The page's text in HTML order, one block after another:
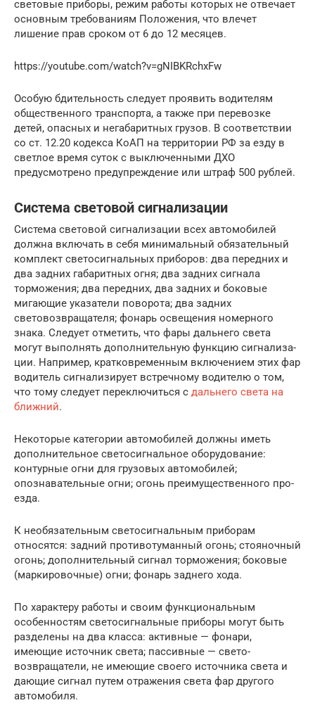
световые приборы, режим работы которых не отвечает
основным требованиям Положения, что влечет
лишение прав сроком от 6 до 12 месяцев.
https://youtube.com/watch?v=gNIBKRchxFw
Особую бдительность следует проявить водителям
общественного транспорта, а также при перевозке
детей, опасных и негабаритных грузов. В соответствии
со ст. 12.20 кодекса КоАП на территории РФ за езду в
светлое время суток с выключенными ДХО
предусмотрено предупреждение или штраф 500 рублей.
Система световой сигнализации
Система световой сигнализации всех автомобилей
должна включать в себя минимальный обязательный
комплект светосиг­нальных приборов: два передних и
два задних габаритных огня; два задних сигнала
торможения; два передних, два задних и боковые
мигающие указатели поворота; два задних
световозвращателя; фо­нарь освещения номерного
знака. Следует отметить, что фары даль­него света
могут выполнять дополнительную функцию сигнализа­
ции. Например, кратковременным включением этих фар
водитель сигнализирует встречному водителю о том,
что тому следует пе­реключиться с дальнего света на
ближний.
Некоторые категории автомобилей должны иметь
дополнитель­ное светосигнальное оборудование:
контурные огни для грузовых автомобилей;
опознавательные огни; огонь преимущественного про­
езда.
К необязательным светосигнальным приборам
относятся: задний противотуманный огонь; стояночный
огонь; дополнительный сигнал торможения; боковые
(маркировочные) огни; фонарь заднего хода.
По характеру работы и своим функциональным
особенностям светосигнальные приборы могут быть
разделены на два класса: ак­тивные — фонари,
имеющие источник света; пассивные — свето­
возвращатели, не имеющие своего источника света и
дающие сигнал путем отражения света фар другого
автомобиля.